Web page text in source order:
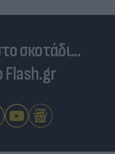
σκοτάδι...
Flash.gr